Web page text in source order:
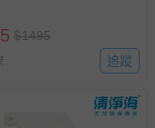
$1495
追蹤